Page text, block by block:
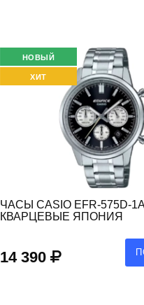
НОВЫЙ
ХИТ
ЧАСЫ CASIO EFR-575D-1A
КВАРЦЕВЫЕ ЯПОНИЯ
14 390